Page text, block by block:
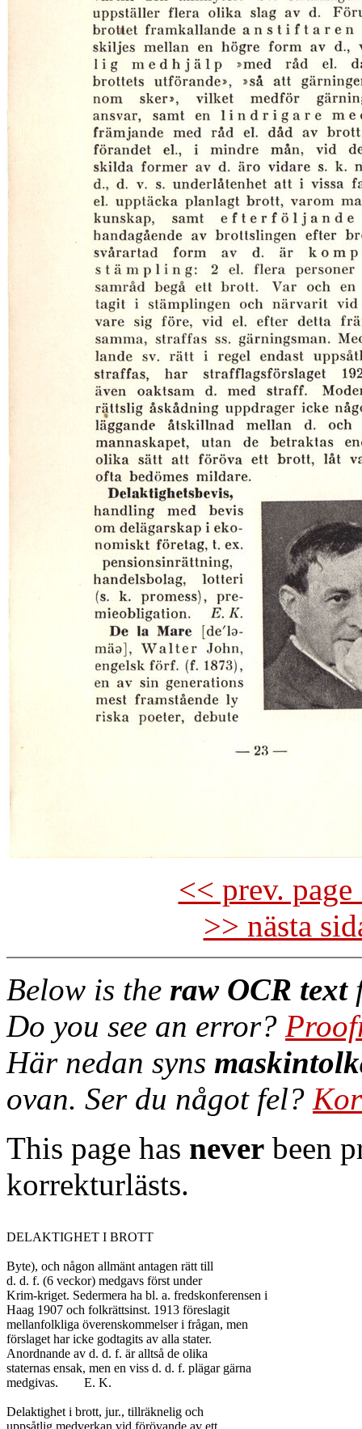
<< prev.
>> nästa
Below is the raw OCR text
Do you see an error?
Här nedan syns
ovan. Ser du något fel?
This page has never been
korrekturlästs.
DELAKTIGHET I BROTT
Byte), och någon allmänt antagen rätt till
d. d. f. (6 veckor) medgavs först under
Krim-kriget. Sedermera ha bl. a. fredskonferensen i
Haag 1907 och folkrättsinst. 1913 föreslagit
mellanfolkliga överenskommelser i frågan, men
förslaget har icke godtagits av alla stater.
Anordnande av d. d. f. är alltså de olika
staternas ensak, men en viss d. d. f. plägar gärna
medgivas.	E. K.
Delaktighet i brott, jur., tillräknelig och
uppsåtlig medverkan vid förövande av ett